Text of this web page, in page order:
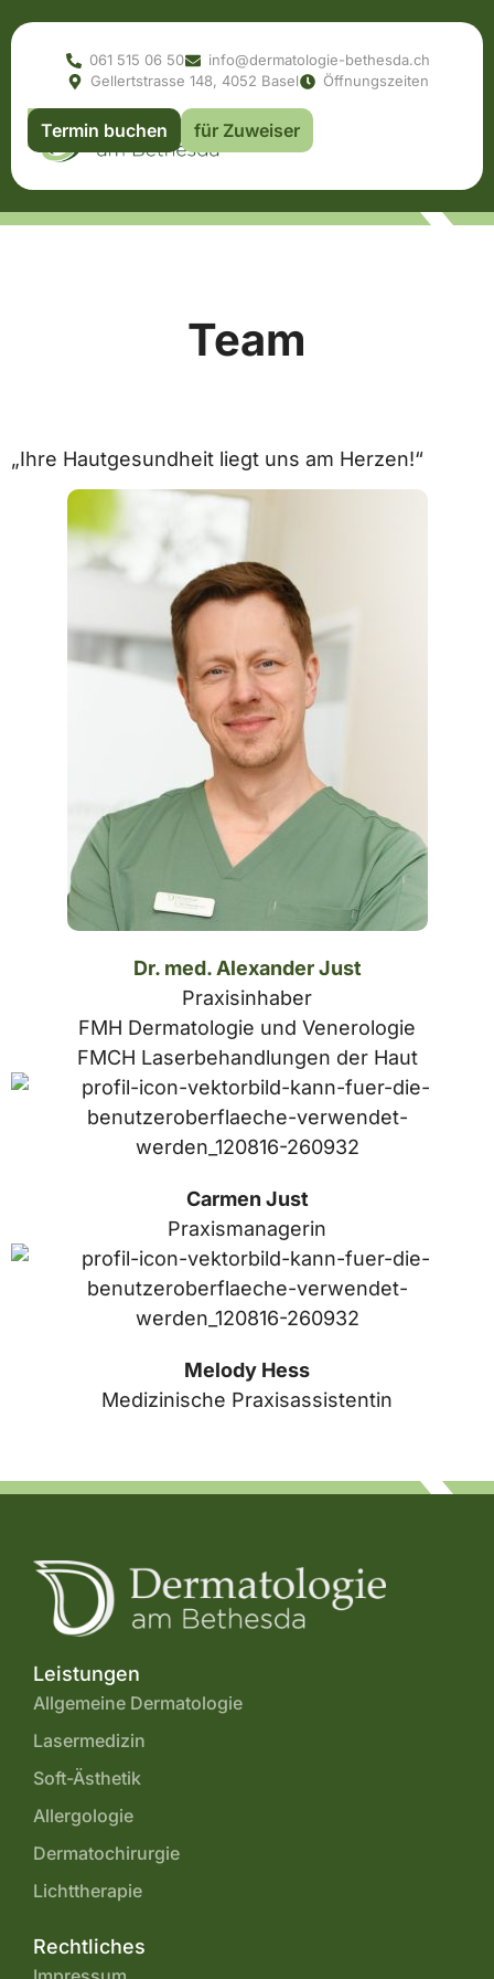
061 515 06 50
info@dermatologie-bethesda.ch
Gellertstrasse 148, 4052 Basel
Öffnungszeiten
Termin buchen für Zuweiser
Team
„Ihre Hautgesundheit liegt uns am Herzen!“
Dr. med. Alexander Just
Praxisinhaber
FMH Dermatologie und Venerologie
FMCH Laserbehandlungen der Haut
Carmen Just
Praxismanagerin
Melody Hess
Medizinische Praxisassistentin
Leistungen
Allgemeine Dermatologie
Lasermedizin
Soft-Ästhetik
Allergologie
Dermatochirurgie
Lichttherapie
Rechtliches